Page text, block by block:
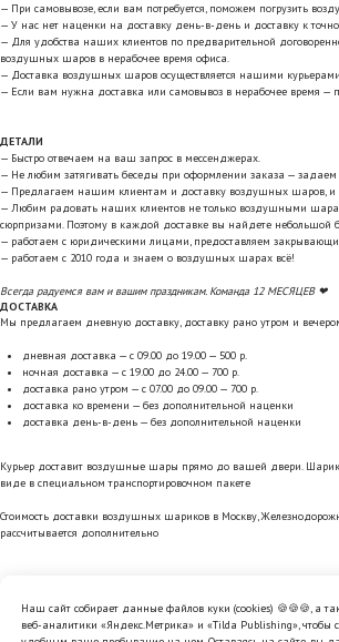
— При самовывозе, если вам потребуется, поможем погрузить
— У нас нет наценки на доставку день-в-день и доставку к
— Для удобства наших клиентов по предварительной
воздушных шаров в нерабочее время офиса.
— Доставка воздушных шаров осуществляется нашими курьерами
— Если вам нужна доставка или самовывоз в нерабочее время —
ДЕТАЛИ
— Быстро отвечаем на ваш запрос в мессенджерах.
— Не любим затягивать беседы при оформлении заказа — задаем
— Предлагаем нашим клиентам и доставку воздушных шаров, и
— Любим радовать наших клиентов не только воздушными
сюрпризами. Поэтому в каждой доставке вы найдете
— работаем с юридическими лицами, предоставляем
— работаем с 2010 года и знаем о воздушных шарах всё!
Всегда радуемся вам и вашим праздникам. Команда 12 МЕСЯЦЕВ ❤
ДОСТАВКА
Мы предлагаем дневную доставку, доставку рано утром и
дневная доставка — с 09.00 до 19.00 — 500 р.
ночная доставка — с 19.00 до 24.00 — 700 р.
доставка рано утром — с 07.00 до 09.00 — 700 р.
доставка ко времени — без дополнительной наценки
доставка день-в-день — без дополнительной наценки
Курьер доставит воздушные шары прямо до вашей двери.
виде в специальном транспортировочном пакете
Стоимость доставки воздушных шариков в Москву,
рассчитывается дополнительно
Политика обработки персональных
Наш сайт собирает данные файлов куки (cookies) 🍪🍪🍪, а
веб-аналитики «Яндекс.Метрика» и «Tilda Publishing», чтобы